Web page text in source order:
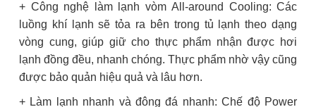
+ Công nghệ làm lạnh vòm All-around Cooling: Các
luồng khí lạnh sẽ tỏa ra bên trong tủ lạnh theo dạng
vòng cung, giúp giữ cho thực phẩm nhận được hơi
lạnh đồng đều, nhanh chóng. Thực phẩm nhờ vậy cũng
được bảo quản hiệu quả và lâu hơn.
+ Làm lạnh nhanh và đông đá nhanh: Chế độ Power